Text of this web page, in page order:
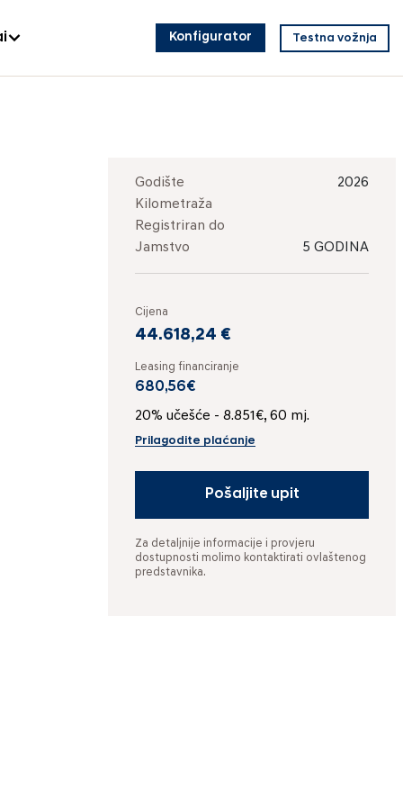
Konfigurator Testna vožnja
Godište
2026
Kilometraža
Registriran do
Jamstvo
5 GODINA
Cijena
44.618,24 €
Leasing financiranje
680,56€
20% učešće - 8.851€, 60 mj.
Prilagodite plaćanje
Pošaljite upit
Za detaljnije informacije i provjeru
dostupnosti molimo kontaktirati ovlaštenog
predstavnika.